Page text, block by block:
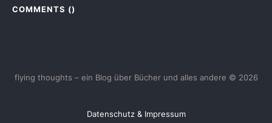
COMMENTS ()
flying thoughts – ein Blog über Bücher und alles andere © 2026
Datenschutz & Impressum